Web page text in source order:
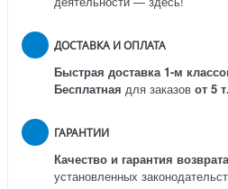
ДОСТАВКА И ОПЛАТА
Быстрая доставка 1-м
Бесплатная для заказов от 5
ГАРАНТИИ
Качество и гарантия
установленных